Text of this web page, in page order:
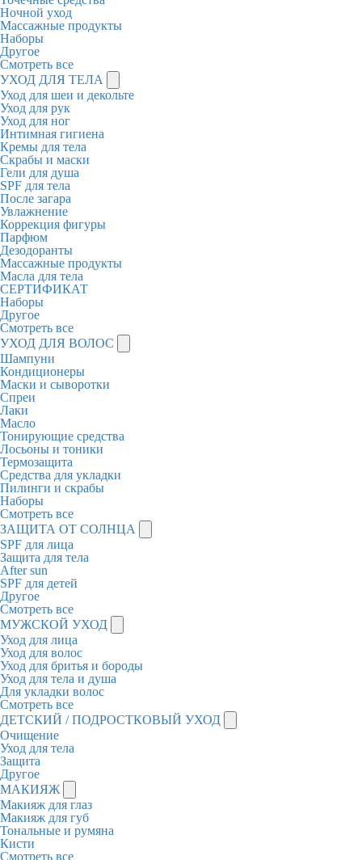
Ночной уход
Массажные продукты
Наборы
Другое
Смотреть все
УХОД ДЛЯ ТЕЛА
Уход для шеи и декольте
Уход для рук
Уход для ног
Интимная гигиена
Кремы для тела
Скрабы и маски
Гели для душа
SPF для тела
После загара
Увлажнение
Коррекция фигуры
Парфюм
Дезодоранты
Массажные продукты
Масла для тела
СЕРТИФИКАТ
Наборы
Другое
Смотреть все
УХОД ДЛЯ ВОЛОС
Шампуни
Кондиционеры
Маски и сыворотки
Спреи
Лаки
Масло
Тонирующие средства
Лосьоны и тоники
Термозащита
Средства для укладки
Пилинги и скрабы
Наборы
Смотреть все
ЗАЩИТА ОТ СОЛНЦА
SPF для лица
Защита для тела
After sun
SPF для детей
Другое
Смотреть все
МУЖСКОЙ УХОД
Уход для лица
Уход для волос
Уход для бритья и бороды
Уход для тела и душа
Для укладки волос
Смотреть все
ДЕТСКИЙ / ПОДРОСТКОВЫЙ УХОД
Очищение
Уход для тела
Защита
Другое
МАКИЯЖ
Макияж для глаз
Макияж для губ
Тональные и румяна
Кисти
Смотреть все